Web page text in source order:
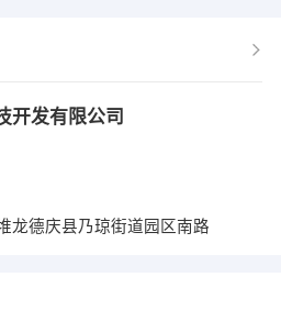
开发有限公司
龙德庆县乃琼街道园区南路